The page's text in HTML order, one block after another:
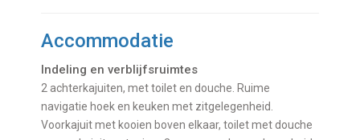
Accommodatie
Indeling en verblijfsruimtes
2 achterkajuiten, met toilet en douche. Ruime
navigatie hoek en keuken met zitgelegenheid.
Voorkajuit met kooien boven elkaar, toilet met douche